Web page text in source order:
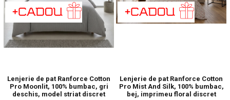
Lenjerie de pat Ranforce Cotton
Pro Moonlit, 100% bumbac, gri
deschis, model striat discret
Lenjerie de pat Ranforce Cotton
Pro Mist And Silk, 100% bumbac,
bej, imprimeu floral discret